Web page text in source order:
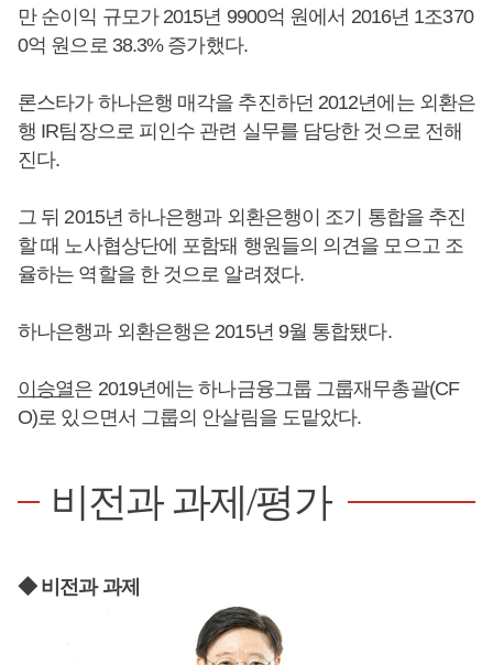
만 순이익 규모가 2015년 9900억 원에서 2016년 1조370
0억 원으로 38.3% 증가했다.
론스타가 하나은행 매각을 추진하던 2012년에는 외환은
행 IR팀장으로 피인수 관련 실무를 담당한 것으로 전해
진다.
그 뒤 2015년 하나은행과 외환은행이 조기 통합을 추진
할 때 노사협상단에 포함돼 행원들의 의견을 모으고 조
율하는 역할을 한 것으로 알려졌다.
하나은행과 외환은행은 2015년 9월 통합됐다.
이승열은 2019년에는 하나금융그룹 그룹재무총괄(CF
O)로 있으면서 그룹의 안살림을 도맡았다.
비전과 과제/평가
◆ 비전과 과제